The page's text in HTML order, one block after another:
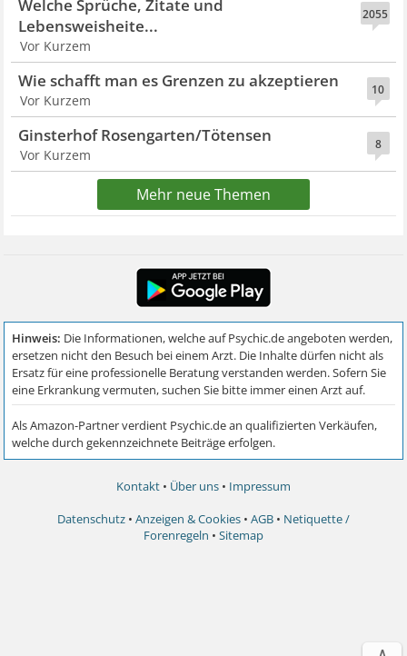
2055
Welche Sprüche, Zitate und
Lebensweisheite...
Vor Kurzem
10
Wie schafft man es Grenzen zu akzeptieren
Vor Kurzem
8
Ginsterhof Rosengarten/Tötensen
Vor Kurzem
Mehr neue Themen
Kontakt • Über uns • Impressum
Datenschutz • Anzeigen & Cookies • AGB • Netiquette /
Forenregeln • Sitemap
∧